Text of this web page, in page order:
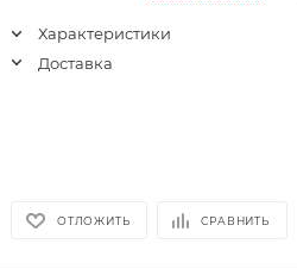
Характеристики
Доставка
ОТЛОЖИТЬ СРАВНИТЬ